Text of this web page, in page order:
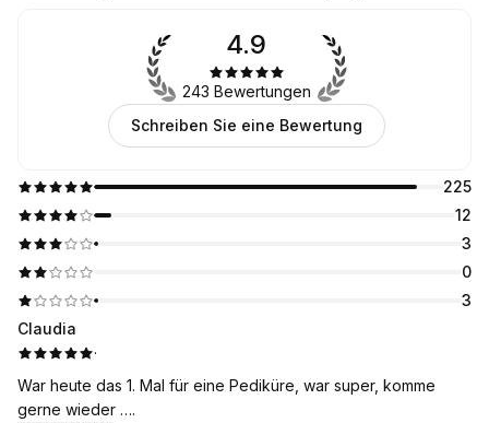
225
12
3
0
3
4.9
243 Bewertungen
Schreiben Sie eine Bewertung
Claudia
·
War heute das 1. Mal für eine Pediküre, war super, komme
gerne wieder ….